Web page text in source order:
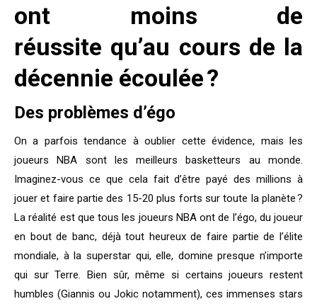
ont moins de
réussite qu’au cours de la
décennie écoulée ?
Des problèmes d’égo
On a parfois tendance à oublier cette évidence, mais les
joueurs NBA sont les meilleurs basketteurs au monde.
Imaginez-vous ce que cela fait d’être payé des millions à
jouer et faire partie des 15-20 plus forts sur toute la planète ?
La réalité est que tous les joueurs NBA ont de l’égo, du joueur
en bout de banc, déjà tout heureux de faire partie de l’élite
mondiale, à la superstar qui, elle, domine presque n’importe
qui sur Terre. Bien sûr, même si certains joueurs restent
humbles (Giannis ou Jokic notamment), ces immenses stars